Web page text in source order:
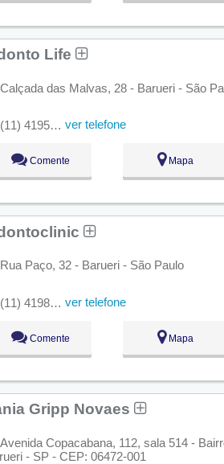
Life
Calçada das Malvas, 28 - Barueri - São
(11) 4195-8132 ver telefone
Comente Mapa
Rua Paço, 32 - Barueri - São Paulo
(11) 4198-7050 ver telefone
Comente Mapa
Gripp Novaes
Avenida Copacabana, 112, sala 514 -
- SP - CEP: 06472-001